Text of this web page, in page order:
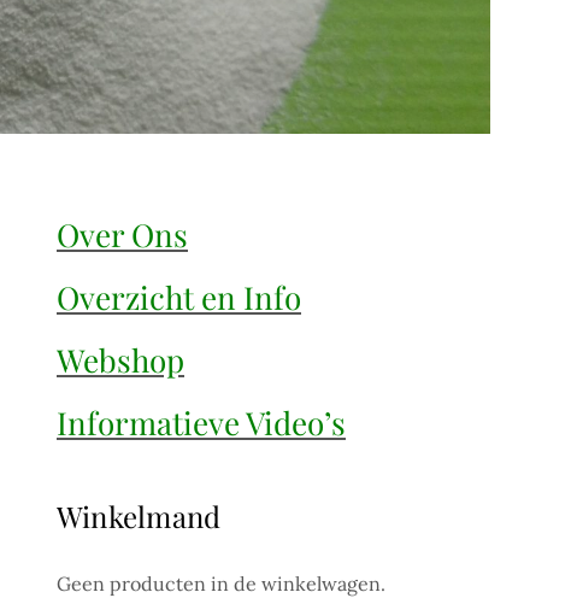
Over Ons
Overzicht en Info
Webshop
Informatieve Video’s
Winkelmand
Geen producten in de winkelwagen.